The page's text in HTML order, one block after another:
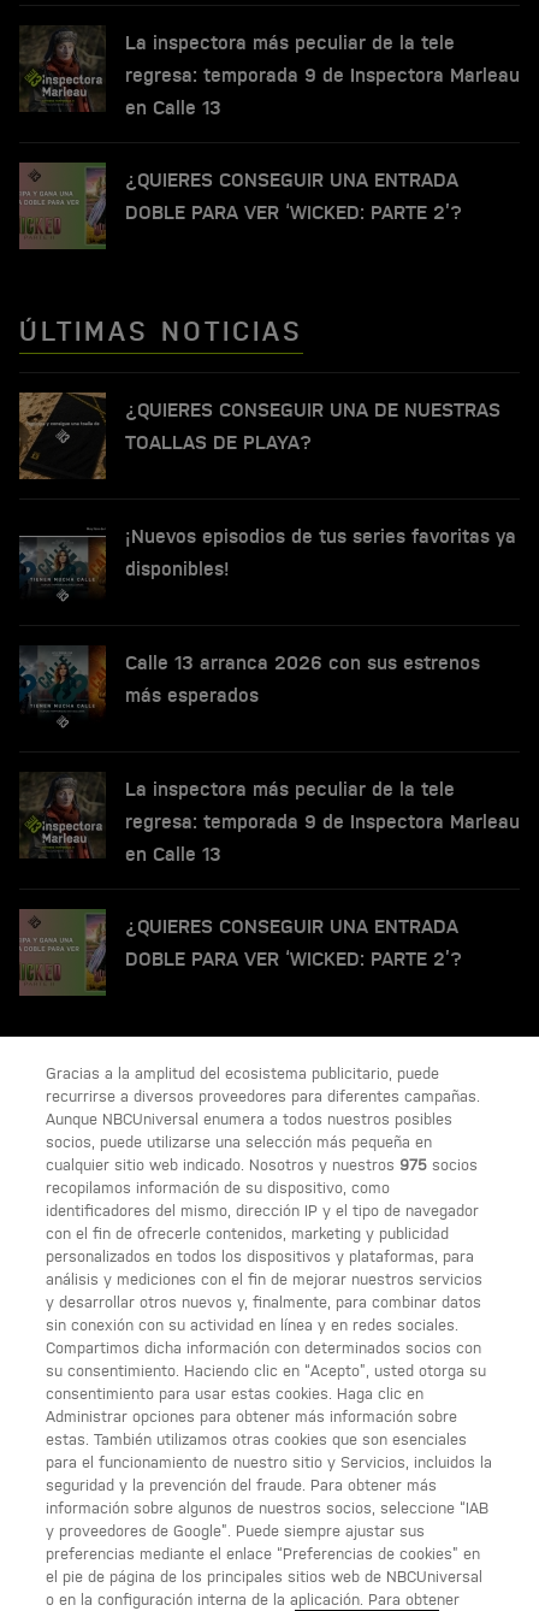
La inspectora más peculiar de la tele
regresa: temporada 9 de Inspectora Marleau
en Calle 13
¿QUIERES CONSEGUIR UNA ENTRADA
DOBLE PARA VER ‘WICKED: PARTE 2’?
ÚLTIMAS NOTICIAS
¿QUIERES CONSEGUIR UNA DE NUESTRAS
TOALLAS DE PLAYA?
¡Nuevos episodios de tus series favoritas ya
disponibles!
Calle 13 arranca 2026 con sus estrenos
más esperados
La inspectora más peculiar de la tele
regresa: temporada 9 de Inspectora Marleau
en Calle 13
¿QUIERES CONSEGUIR UNA ENTRADA
DOBLE PARA VER ‘WICKED: PARTE 2’?
SÍGUENOS
ENLACES ÚTILES
Acerca de Calle 13
Condiciones generales de uso
Opciones de anuncios
Política de privacidad
UNA DIVISIÓN DE NBCUNIVERSAL
NBCUNIVERSAL
Gracias a la amplitud del ecosistema publicitario, puede
recurrirse a diversos proveedores para diferentes campañas.
Aunque NBCUniversal enumera a todos nuestros posibles
socios, puede utilizarse una selección más pequeña en
cualquier sitio web indicado. Nosotros y nuestros 975 socios
recopilamos información de su dispositivo, como
identificadores del mismo, dirección IP y el tipo de navegador
con el fin de ofrecerle contenidos, marketing y publicidad
personalizados en todos los dispositivos y plataformas, para
análisis y mediciones con el fin de mejorar nuestros servicios
y desarrollar otros nuevos y, finalmente, para combinar datos
sin conexión con su actividad en línea y en redes sociales.
Compartimos dicha información con determinados socios con
su consentimiento. Haciendo clic en “Acepto”, usted otorga su
consentimiento para usar estas cookies. Haga clic en
Administrar opciones para obtener más información sobre
estas. También utilizamos otras cookies que son esenciales
para el funcionamiento de nuestro sitio y Servicios, incluidos la
seguridad y la prevención del fraude. Para obtener más
información sobre algunos de nuestros socios, seleccione “IAB
y proveedores de Google”. Puede siempre ajustar sus
preferencias mediante el enlace “Preferencias de cookies” en
el pie de página de los principales sitios web de NBCUniversal
o en la configuración interna de la aplicación. Para obtener